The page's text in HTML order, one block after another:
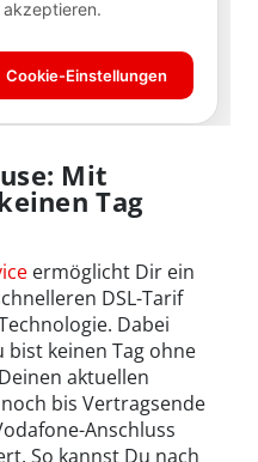
Mit
Tag
ermöglicht Dir ein
DSL-Tarif
Dabei
bist keinen Tag ohne
aktuellen
bis Vertragsende
Anschluss
So kannst Du nach